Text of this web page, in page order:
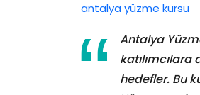
antalya yüzme kursu
Antalya
hedefler. Bu